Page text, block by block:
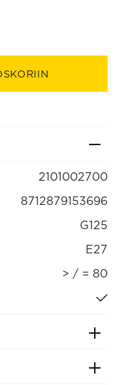
2101002700
8712879153696
G125
E27
> / = 80